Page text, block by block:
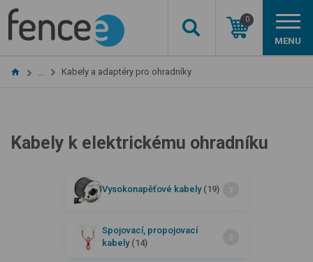
0
MENU
Kabely a adaptéry pro ohradníky
Kabely k elektrickému ohradníku
Vysokonapěťové kabely (19)
Spojovací, propojovací
kabely (14)